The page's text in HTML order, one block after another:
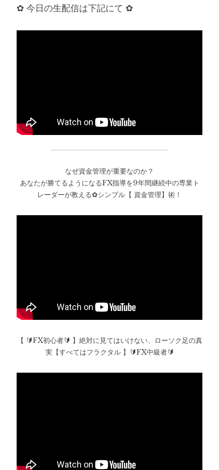
✿ 今日の生配信は下記にて ✿
なぜ資金管理が重要なのか？
あなたが勝てるようになるFX指導を9年間継続中の専業ト
レーダーが教える✿シンプル【 資金管理】術！
【 🔰FX初心者🔰 】絶対に見てはいけない、ローソク足の真
実【すべてはフラクタル 】🔰FX中級者🔰